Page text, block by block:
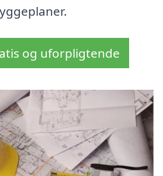
og uforpligtende